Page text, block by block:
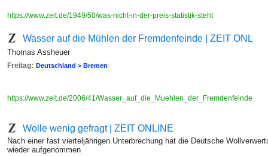
https://www.zeit.de/1949/50/was-nicht-in-der-preis-statistik-steht
Wasser auf die Mühlen der Fremdenfeinde | ZEIT ONL
Thomas Assheuer
Freitag: Deutschland > Bremen
https://www.zeit.de/2006/41/Wasser_auf_die_Muehlen_der_Fremdenfeinde
Wolle wenig gefragt | ZEIT ONLINE
Nach einer fast vierteljährigen Unterbrechung hat die Deutsche
wieder aufgenommen